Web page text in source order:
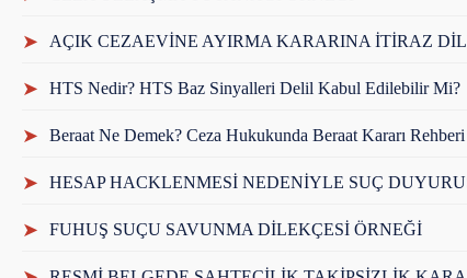
➤ AÇIK CEZAEVİNE AYIRMA KARARINA İTİRAZ
➤ HTS Nedir? HTS Baz Sinyalleri Delil Kabul Edilebilir Mi?
➤ Beraat Ne Demek? Ceza Hukukunda Beraat Kararı Rehberi
➤ HESAP HACKLENMESİ NEDENİYLE SUÇ
➤ FUHUŞ SUÇU SAVUNMA DİLEKÇESİ ÖRNEĞİ